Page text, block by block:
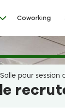
Coworking
Salle pour session